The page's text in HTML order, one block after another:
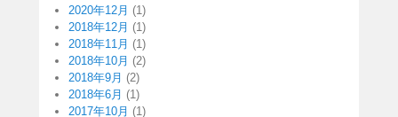
2020年12月 (1)
2018年12月 (1)
2018年11月 (1)
2018年10月 (2)
2018年9月 (2)
2018年6月 (1)
2017年10月 (1)